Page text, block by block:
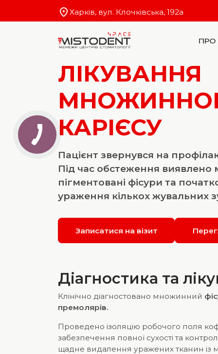
Харків, вул. Клочківська, 192a
ПРО
ЛІКУВАННЯ
КАРІЄСУ
Пацієнт звернувся на
Під час обстеження виявлено
пігментовані фісури та
ураження кількох жувальних
Записатися на візит
Діагностика та
Клінічно діагностовано множинний
премолярів.
Проведено ізоляцію робочого поля
забезпечення повної сухості та
щадне видалення уражених тканин із